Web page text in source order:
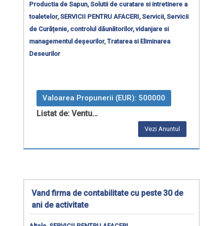
Productia de Sapun, Solutii de curatare si intretinere a
toaletelor, SERVICII PENTRU AFACERI, Servicii, Servicii
de Curățenie, controlul dăunătorilor, vidanjare si
managementul deșeurilor, Tratarea si Eliminarea
Deseurilor
Valoarea Propunerii (EUR): 500000
Listat de: Ventu…
Vezi Anuntul
Vand firma de contabilitate cu peste 30 de
ani de activitate